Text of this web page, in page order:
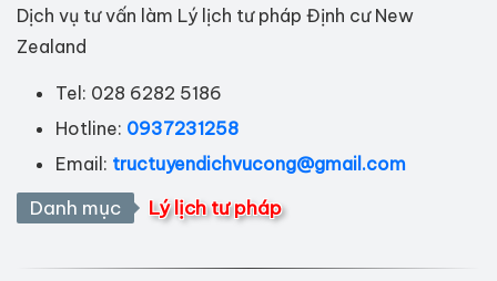
Dịch vụ tư vấn làm Lý lịch tư pháp Định cư New
Zealand
Tel: 028 6282 5186
Hotline: 0937231258
Email: tructuyendichvucong@gmail.com
Danh mục Lý lịch tư pháp